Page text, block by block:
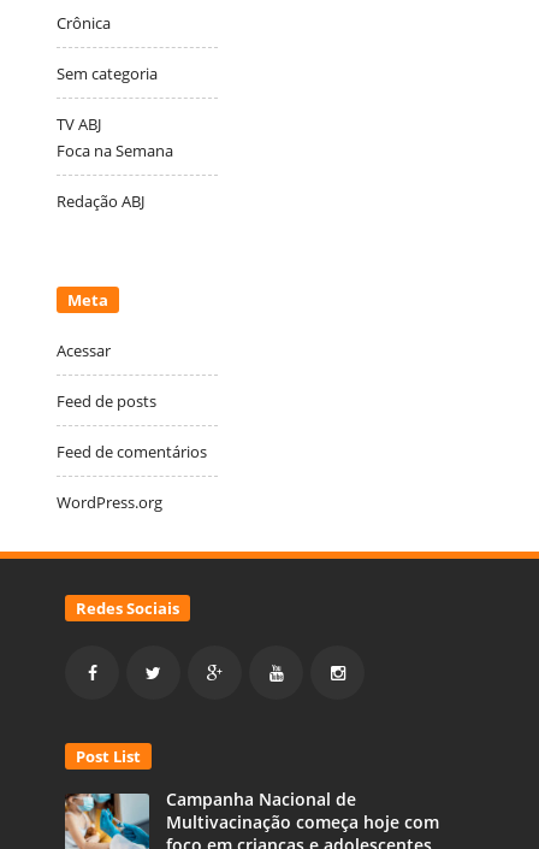
Crônica
Sem categoria
TV ABJ
Foca na Semana
Redação ABJ
Meta
Acessar
Feed de posts
Feed de comentários
WordPress.org
Redes Sociais
Post List
Campanha Nacional de
Multivacinação começa hoje com